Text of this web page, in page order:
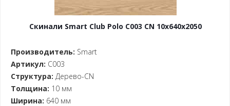
Скинали Smart Club Polo C003 CN 10x640x2050
Производитель: Smart
Артикул: C003
Структура: Дерево-CN
Толщина: 10 мм
Ширина: 640 мм